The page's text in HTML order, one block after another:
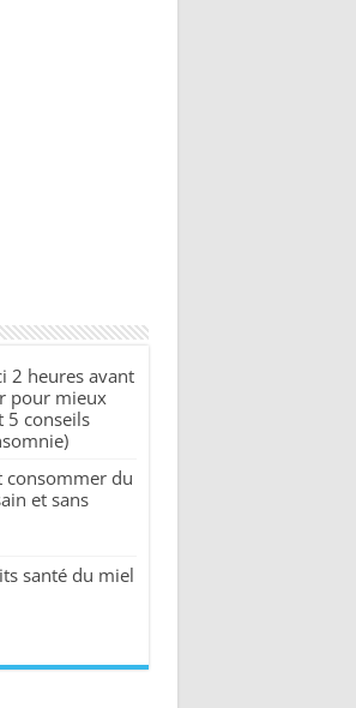
2 heures avant
pour mieux
5 conseils
consommer du
et sans
santé du miel